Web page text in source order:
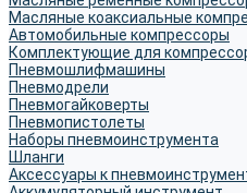
Масляные коаксиальные
Автомобильные компрессоры
Комплектующие для
Пневмошлифмашины
Пневмодрели
Пневмогайковерты
Пневмопистолеты
Наборы пневмоинструмента
Шланги
Аксессуары к